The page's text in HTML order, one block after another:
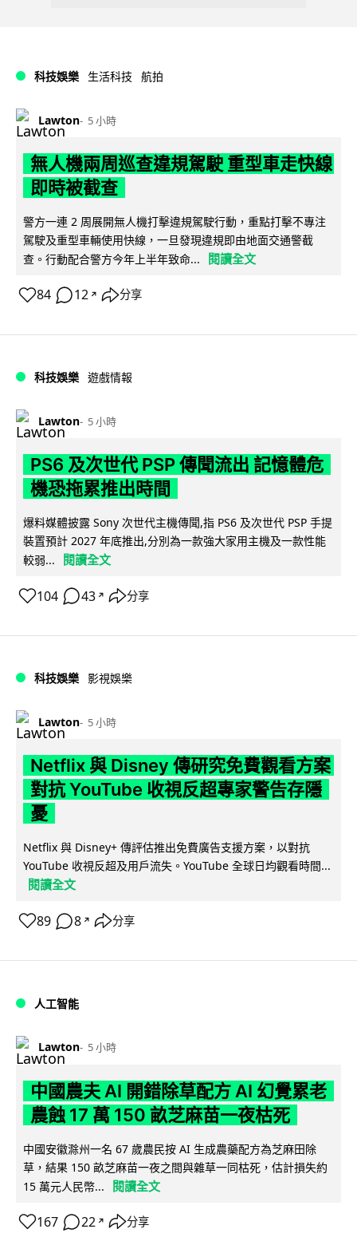
科技娛樂 生活科技 航拍
Lawton 5 小時
無人機兩周巡查違規駕駛 重型車走快線
即時被截查
警方一連 2 周展開無人機打擊違規駕駛行動，重點打擊不專注
駕駛及重型車輛使用快線，一旦發現違規即由地面交通警截
查。行動配合警方今年上半年致命...
閱讀全文
84 12 ↗ 分享
科技娛樂 遊戲情報
Lawton 5 小時
PS6 及次世代 PSP 傳聞流出 記憶體危
機恐拖累推出時間
爆料媒體披露 Sony 次世代主機傳聞,指 PS6 及次世代 PSP 手提
裝置預計 2027 年底推出,分別為一款強大家用主機及一款性能
較弱...
閱讀全文
104 43 ↗ 分享
科技娛樂 影視娛樂
Lawton 5 小時
Netflix 與 Disney 傳研究免費觀看方案
對抗 YouTube 收視反超專家警告存隱
憂
Netflix 與 Disney+ 傳評估推出免費廣告支援方案，以對抗
YouTube 收視反超及用戶流失。YouTube 全球日均觀看時間...
閱讀全文
89 8 ↗ 分享
人工智能
Lawton 5 小時
中國農夫 AI 開錯除草配方 AI 幻覺累老
農蝕 17 萬 150 畝芝麻苗一夜枯死
中國安徽滁州一名 67 歲農民按 AI 生成農藥配方為芝麻田除
草，結果 150 畝芝麻苗一夜之間與雜草一同枯死，估計損失約
15 萬元人民幣...
閱讀全文
167 22 ↗ 分享